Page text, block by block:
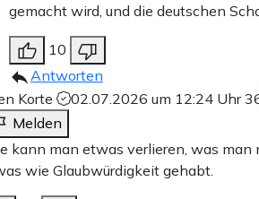
gemacht wird, und die deutschen
10
Antworten
Korte
02.07.2026 um 12:24 Uhr
Melden
kann man etwas verlieren, was man
wie Glaubwürdigkeit gehabt.